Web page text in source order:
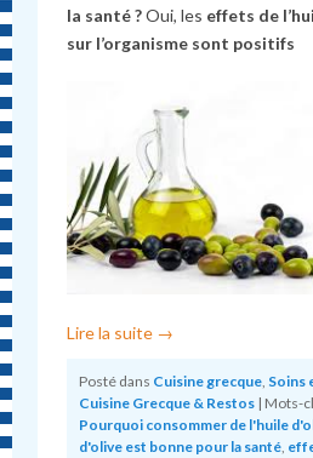
la santé ?Oui, les effets de
sur l’organisme sont positifs
Lire la suite →
Posté dans Cuisine grecque, Soins
Cuisine Grecque & Restos | Mots-
Pourquoi consommer de l'huile
d'olive est bonne pour la santé,